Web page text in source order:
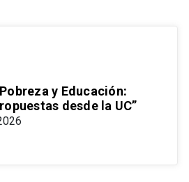
y Educación:
desde la UC”